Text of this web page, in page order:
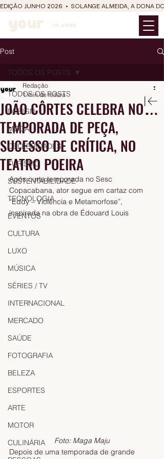
EDIÇÃO JUNHO 2026  •  SOLANGE ALMEIDA, A DONA
Post
TODOS OS POSTS
DESIGN
MODA
CELEBRIDADES
TURISMO
SUSTENTABILIDADE
TECNOLOGIA
EVENTOS
CULTURA
LUXO
MÚSICA
SÉRIES / TV
INTERNACIONAL
MERCADO
SAÚDE
FOTOGRAFIA
BELEZA
ESPORTES
ARTE
MOTOR
CULINÁRIA
TODOS OS POSTS
JOÃO CÔRTES CELEBRA NOVA
TEMPORADA DE PEÇA,
SUCESSO DE CRÍTICA, NO
TEATRO POEIRA
Redação
1 min de leitura
Após curta temporada no Sesc
Copacabana, ator segue em cartaz com
“Eddy – Violência e Metamorfose”,
inspirada na obra de Édouard Louis
Foto: Maga Maju
Depois de uma temporada de grande